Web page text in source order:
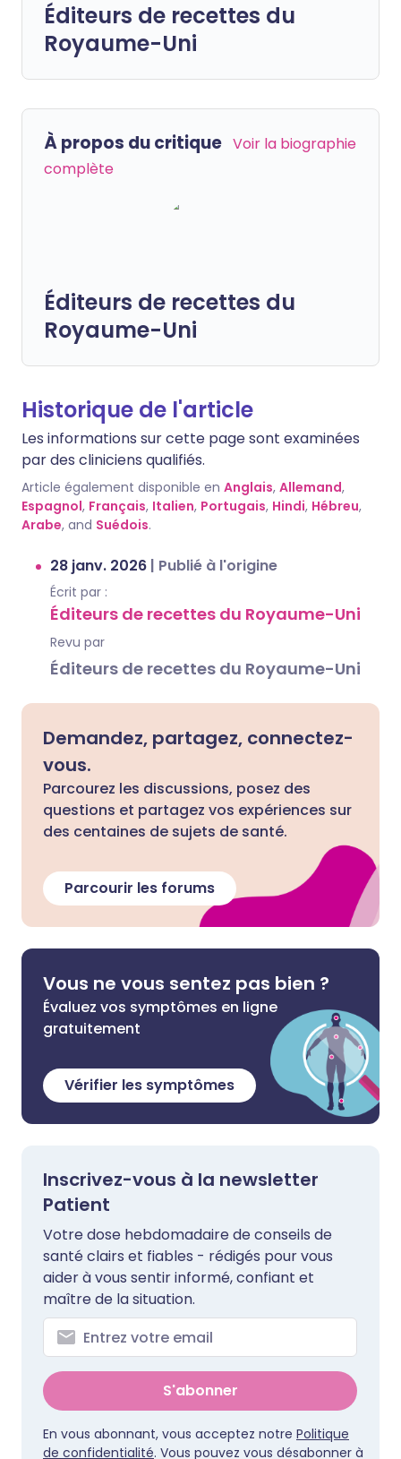
Éditeurs de recettes du
Royaume-Uni
À propos du critique Voir la biographie
complète
Éditeurs de recettes du
Royaume-Uni
Historique de l'article
Les informations sur cette page sont examinées
par des cliniciens qualifiés.
Article également disponible en Anglais, Allemand,
Espagnol, Français, Italien, Portugais, Hindi, Hébreu,
Arabe, and Suédois.
28 janv. 2026 | Publié à l'origine
Écrit par :
Éditeurs de recettes du Royaume-Uni
Revu par
Éditeurs de recettes du Royaume-Uni
Demandez, partagez, connectez-
vous.
Parcourez les discussions, posez des
questions et partagez vos expériences sur
des centaines de sujets de santé.
Parcourir les forums
Vous ne vous sentez pas bien ?
Évaluez vos symptômes en ligne
gratuitement
Vérifier les symptômes
Inscrivez-vous à la newsletter
Patient
Votre dose hebdomadaire de conseils de
santé clairs et fiables - rédigés pour vous
aider à vous sentir informé, confiant et
maître de la situation.
S'abonner
En vous abonnant, vous acceptez notre Politique
de confidentialité. Vous pouvez vous désabonner à